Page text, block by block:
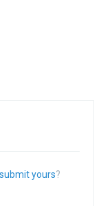
submit yours?